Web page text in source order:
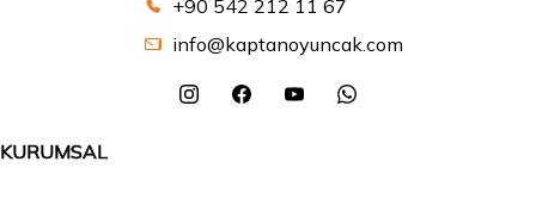
+90 542 212 11 67
info@kaptanoyuncak.com
KURUMSAL